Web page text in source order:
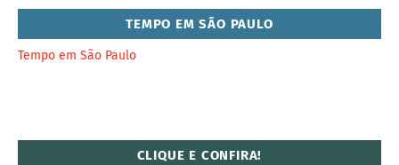
TEMPO EM SÃO PAULO
Tempo em São Paulo
CLIQUE E CONFIRA!